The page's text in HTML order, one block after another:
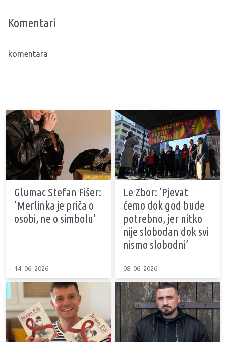
Komentari
komentara
Glumac Stefan Fišer:
‘Merlinka je priča o
osobi, ne o simbolu’
14. 06. 2026
Le Zbor: ‘Pjevat
ćemo dok god bude
potrebno, jer nitko
nije slobodan dok svi
nismo slobodni’
08. 06. 2026